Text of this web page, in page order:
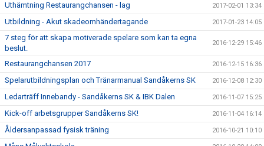
Uthämtning Restaurangchansen - lag 2017-02-01 13:34
Utbildning - Akut skadeomhändertagande 2017-01-23 14:05
7 steg för att skapa motiverade spelare som kan ta egna
beslut.
2016-12-29 15:46
Restaurangchansen 2017 2016-12-15 16:36
Spelarutbildningsplan och Tränarmanual Sandåkerns SK 2016-12-08 12:30
Ledarträff Innebandy - Sandåkerns SK & IBK Dalen 2016-11-07 15:25
Kick-off arbetsgrupper Sandåkerns SK! 2016-11-04 16:14
Åldersanpassad fysisk träning 2016-10-21 10:10